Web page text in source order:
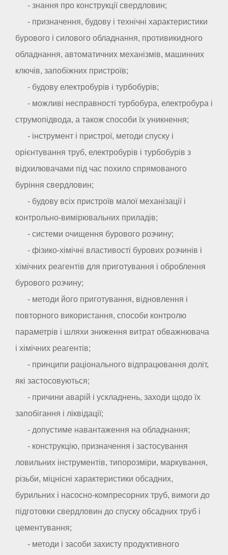
- знання про конструкції свердловин;
- призначення, будову і технічні характеристики
бурового і силового обладнання, противикидного
обладнання, автоматичних механізмів, машинних
ключів, запобіжних пристроїв;
- будову електробурів і турбобурів;
- можливі несправності турбобура, електробура і
струмопідвода, а також способи їх уникнення;
- інструмент і пристрої, методи спуску і
орієнтування труб, електробурів і турбобурів з
відхилювачами під час похило спрямованого
буріння свердловин;
- будову всіх пристроїв малої механізації і
контрольно-вимірювальних приладів;
- системи очищення бурового розчину;
- фізико-хімічні властивості бурових розчинів і
хімічних реагентів для приготування і оброблення
бурового розчину;
- методи його приготування, відновлення і
повторного використання, способи контролю
параметрів і шляхи зниження витрат обважнювача
і хімічних реагентів;
- принципи раціонального відпрацювання доліт,
які застосовуються;
- причини аварій і ускладнень, заходи щодо їх
запобігання і ліквідації;
- допустиме навантаження на обладнання;
- конструкцію, призначення і застосування
ловильних інструментів, типорозміри, маркування,
різьби, міцнісні характеристики обсадних,
бурильних і насосно-компресорних труб, вимоги до
підготовки свердловин до спуску обсадних труб і
цементування;
- методи і засоби захисту продуктивного